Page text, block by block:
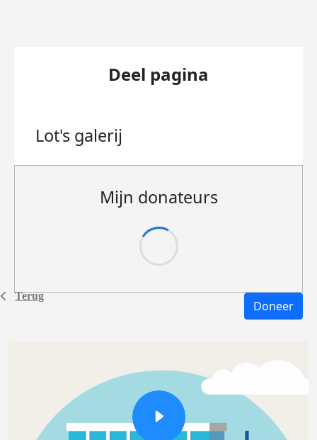
Terug
Deel pagina
Lot's galerij
Mijn donateurs
Doneer